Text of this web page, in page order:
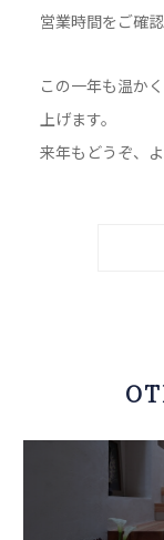
営業時間をご確認
この一年も温か
上げます。
来年もどうぞ、